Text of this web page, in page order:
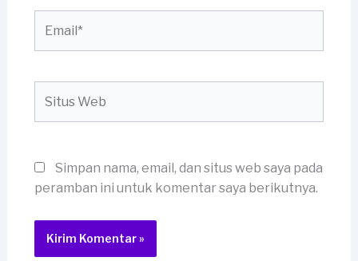
Web
Simpan nama, email, dan situs web saya pada
peramban ini untuk komentar saya berikutnya.